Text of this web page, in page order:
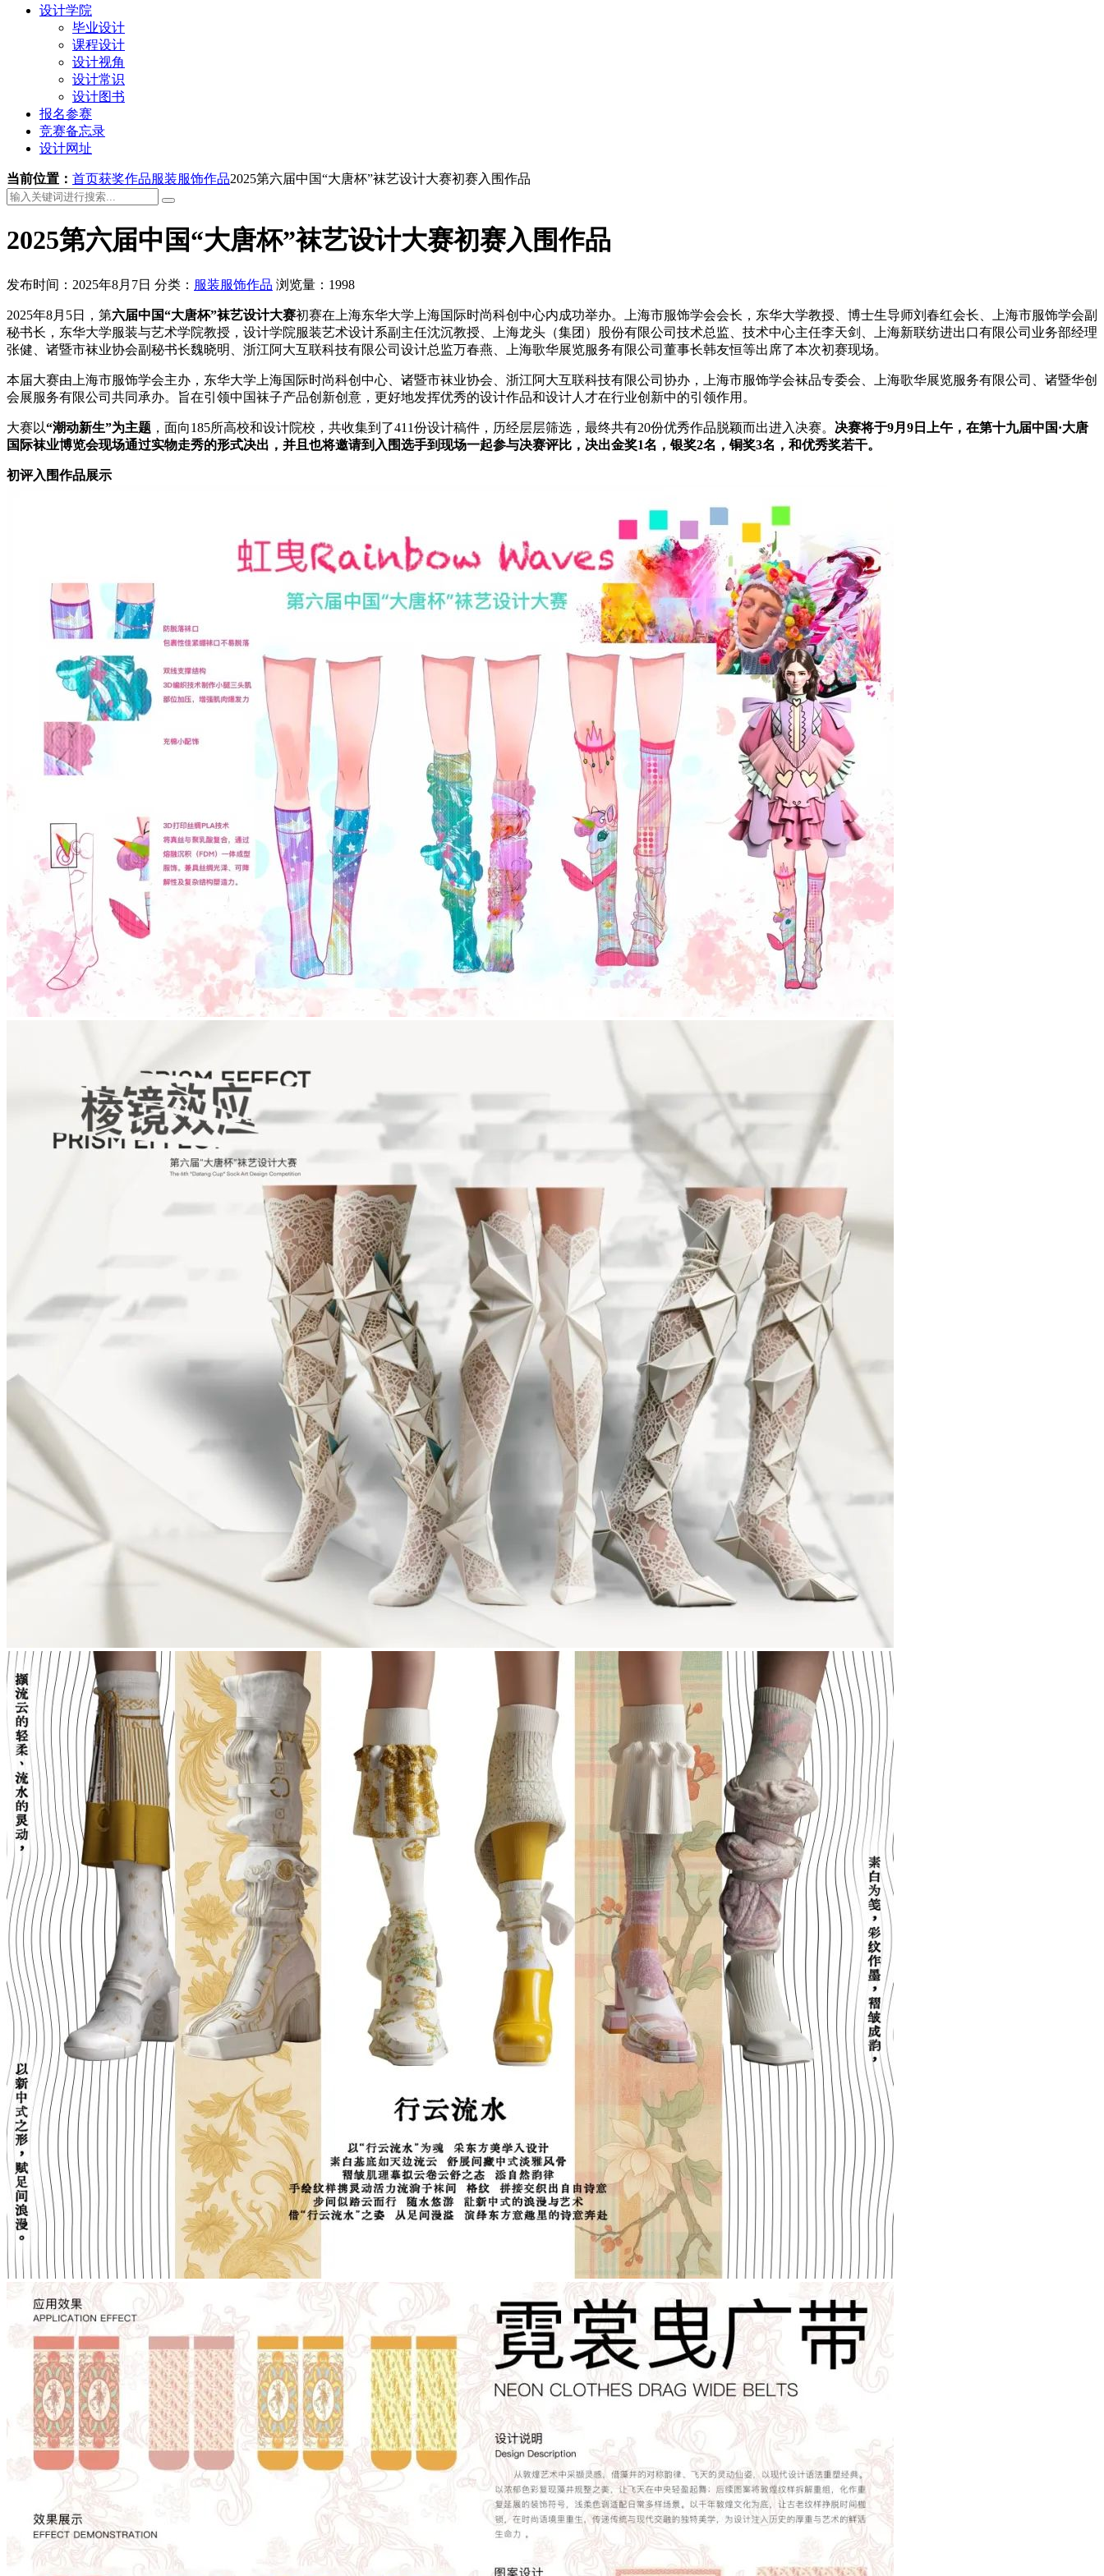
设计学院
毕业设计
课程设计
设计视角
设计常识
设计图书
报名参赛
竞赛备忘录
设计网址
当前位置： 首页获奖作品服装服饰作品2025第六届中国“大唐杯”袜艺设计大赛初赛入围作品
2025第六届中国“大唐杯”袜艺设计大赛初赛入围作品
发布时间：2025年8月7日 分类： 服装服饰作品 浏览量：1998
2025年8月5日，第六届中国“大唐杯”袜艺设计大赛初赛在上海东华大学上海国际时尚科创中心内成功举办。上海市服饰学会会长，东华大学教授、博士生导师刘春红会长、上海市服饰学会副
秘书长，东华大学服装与艺术学院教授，设计学院服装艺术设计系副主任沈沉教授、上海龙头（集团）股份有限公司技术总监、技术中心主任李天剑、上海新联纺进出口有限公司业务部经理
张健、诸暨市袜业协会副秘书长魏晓明、浙江阿大互联科技有限公司设计总监万春燕、上海歌华展览服务有限公司董事长韩友恒等出席了本次初赛现场。
本届大赛由上海市服饰学会主办，东华大学上海国际时尚科创中心、诸暨市袜业协会、浙江阿大互联科技有限公司协办，上海市服饰学会袜品专委会、上海歌华展览服务有限公司、诸暨华创
会展服务有限公司共同承办。旨在引领中国袜子产品创新创意，更好地发挥优秀的设计作品和设计人才在行业创新中的引领作用。
大赛以“潮动新生”为主题 ，面向185所高校和设计院校，共收集到了411份设计稿件，历经层层筛选，最终共有20份优秀作品脱颖而出进入决赛。 决赛将于9月9日上午，在第十九届中国·大唐
国际袜业博览会现场通过实物走秀的形式决出，并且也将邀请到入围选手到现场一起参与决赛评比，决出金奖1名，银奖2名，铜奖3名，和优秀奖若干。
初评入围作品展示